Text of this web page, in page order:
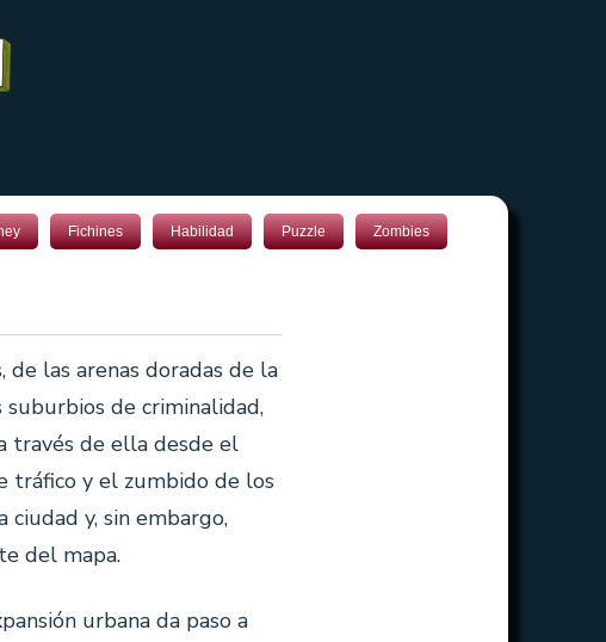
Fichines Habilidad Puzzle Zombies
las arenas doradas de la
suburbios de criminalidad,
través de ella desde el
tráfico y el zumbido de los
y, sin embargo,
del mapa.
urbana da paso a